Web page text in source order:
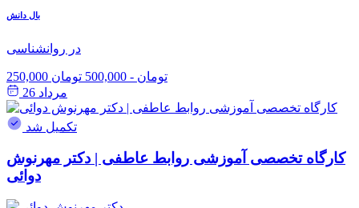
بال دانش
در روانشناسی
250,000 تومان - 500,000 تومان
مرداد 26
تکمیل شد
کارگاه تخصصی آموزشی روابط عاطفی | دکتر مهرنوش
دوائی